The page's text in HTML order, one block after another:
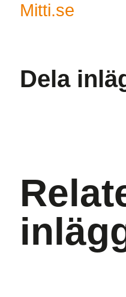
Mitti.se
Dela